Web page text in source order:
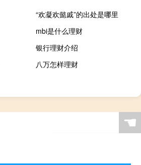
“欢凝欢懿戚”的出处是哪里
mbi是什么理财
银行理财介绍
八万怎样理财
☚